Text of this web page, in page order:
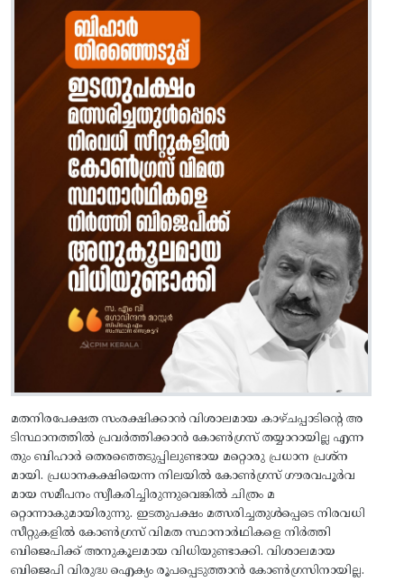
മതനിരപേക്ഷത സംരക്ഷിക്കാൻ വിശാലമായ കാഴ്ചപ്പാടിന്റെ അ
ടിസ്ഥാനത്തിൽ പ്രവർത്തിക്കാൻ കോൺ​ഗ്രസ് തയ്യാറായില്ല എന്ന
തും ബിഹാർ തെരഞ്ഞെടുപ്പിലുണ്ടായ മറ്റൊരു പ്രധാന പ്രശ്ന
മായി. പ്രധാനകക്ഷിയെന്ന നിലയിൽ കോൺ​ഗ്രസ് ​ഗൗരവപൂർവ
മായ സമീപനം സ്വീകരിച്ചിരുന്നുവെങ്കിൽ ചിത്രം മ
റ്റൊന്നാകുമായിരുന്നു. ഇടതുപക്ഷം മത്സരിച്ചതുള്‍പ്പെടെ നിരവധി
സീറ്റുകളിൽ കോൺ​ഗ്രസ് വിമത സ്ഥാനാർഥികളെ നിർത്തി
ബിജെപിക്ക് അനുകൂലമായ വിധിയുണ്ടാക്കി. വിശാലമായ
ബിജെപി വിരുദ്ധ ഐക്യം രൂപപ്പെടുത്താൻ കോൺഗ്രസിനായില്ല.